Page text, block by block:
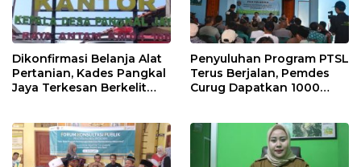
Dikonfirmasi Belanja Alat
Pertanian, Kades Pangkal
Jaya Terkesan Berkelit
Penyuluhan Program PTSL
Terus Berjalan, Pemdes
Curug Dapatkan 1000